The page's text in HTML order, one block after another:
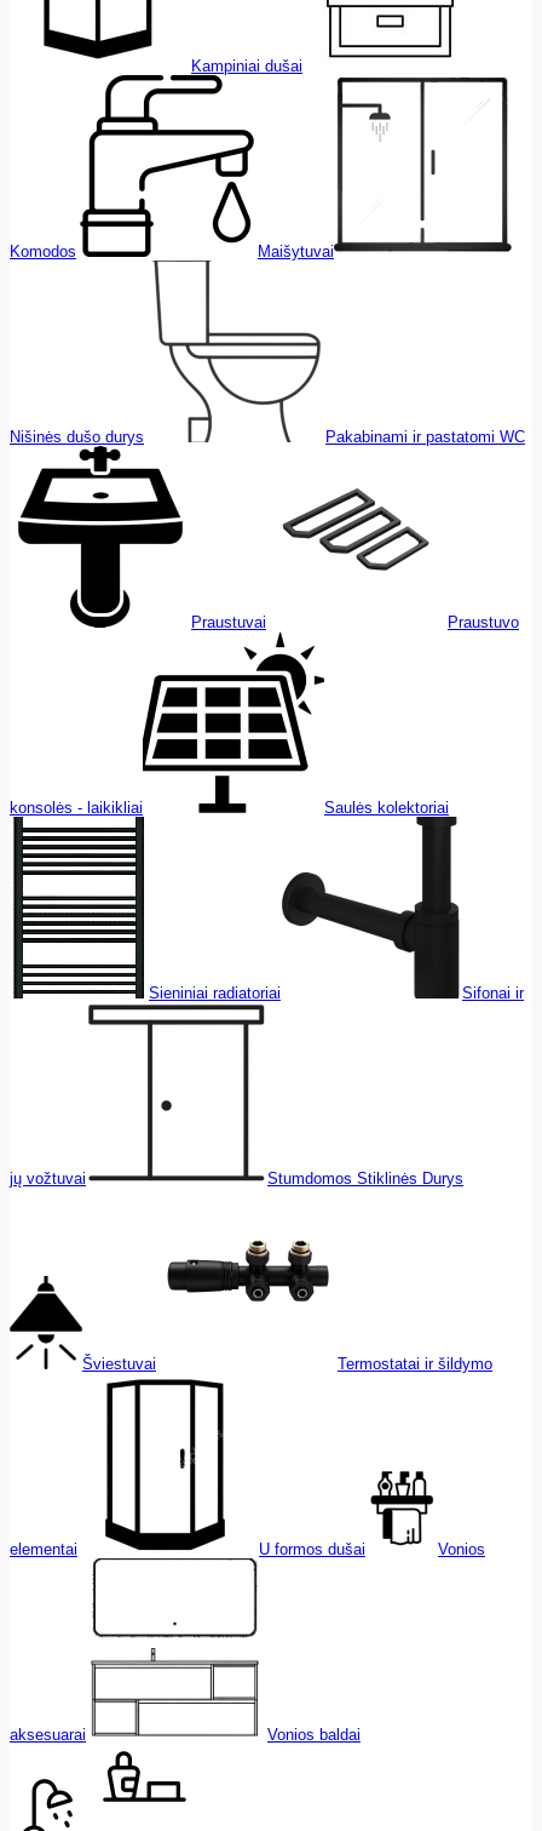
Kampiniai dušai
Komodos Maišytuvai
Nišinės dušo durys Pakabinami ir pastatomi WC
Praustuvai Praustuvo
konsolės - laikikliai Saulės kolektoriai
Sieniniai radiatoriai Sifonai ir
jų vožtuvai Stumdomos Stiklinės Durys
Šviestuvai Termostatai ir šildymo
elementai U formos dušai Vonios
aksesuarai Vonios baldai